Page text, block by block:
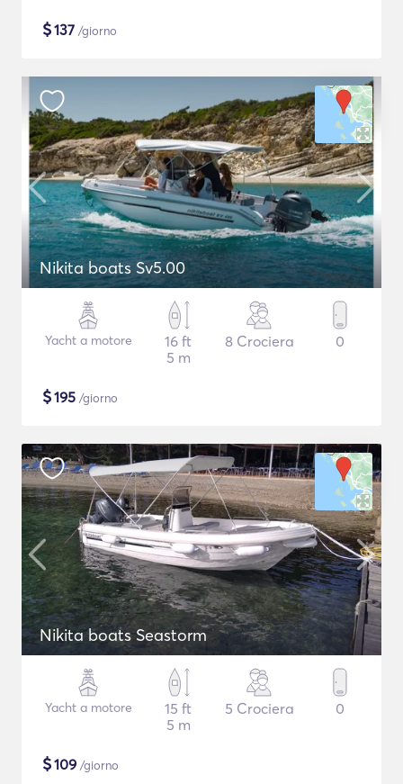
$137 /giorno
Nikita boats Sv5.00
Yacht a motore
16 ft
5 m
8 Crociera 0
$195 /giorno
Nikita boats Seastorm
Yacht a motore
15 ft
5 m
5 Crociera 0
$109 /giorno